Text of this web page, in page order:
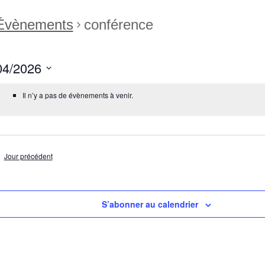
conférence
2026
Il n’y a pas de évènements à venir.
Jour précédent
S’abonner au calendrier